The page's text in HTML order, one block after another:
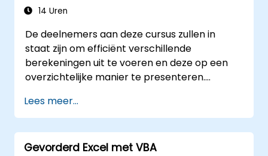
14 Uren
De deelnemers aan deze cursus zullen in
staat zijn om efficiënt verschillende
berekeningen uit te voeren en deze op een
overzichtelijke manier te presenteren.
toepassen die het maken van spreadsheets
vergemakkelijken en versnellen, evenals hoe
ze berekeningen en resultaten kunnen
beschermen tegen onbevoegde personen.
Lees meer...
Gevorderd Excel met VBA